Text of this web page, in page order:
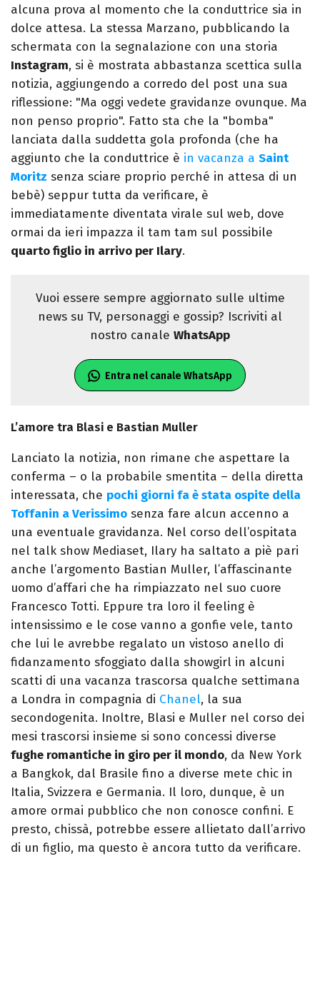
alcuna prova al momento che la conduttrice sia in
dolce attesa. La stessa Marzano, pubblicando la
schermata con la segnalazione con una storia
Instagram, si è mostrata abbastanza scettica sulla
notizia, aggiungendo a corredo del post una sua
riflessione: "Ma oggi vedete gravidanze ovunque. Ma
non penso proprio". Fatto sta che la "bomba"
lanciata dalla suddetta gola profonda (che ha
aggiunto che la conduttrice è in vacanza a Saint
Moritz senza sciare proprio perché in attesa di un
bebè) seppur tutta da verificare, è
immediatamente diventata virale sul web, dove
ormai da ieri impazza il tam tam sul possibile
quarto figlio in arrivo per Ilary.
Vuoi essere sempre aggiornato sulle ultime
news su TV, personaggi e gossip? Iscriviti al
nostro canale WhatsApp
Entra nel canale WhatsApp
L’amore tra Blasi e Bastian Muller
Lanciato la notizia, non rimane che aspettare la
conferma – o la probabile smentita – della diretta
interessata, che pochi giorni fa è stata ospite della
Toffanin a Verissimo senza fare alcun accenno a
una eventuale gravidanza. Nel corso dell’ospitata
nel talk show Mediaset, Ilary ha saltato a piè pari
anche l’argomento Bastian Muller, l’affascinante
uomo d’affari che ha rimpiazzato nel suo cuore
Francesco Totti. Eppure tra loro il feeling è
intensissimo e le cose vanno a gonfie vele, tanto
che lui le avrebbe regalato un vistoso anello di
fidanzamento sfoggiato dalla showgirl in alcuni
scatti di una vacanza trascorsa qualche settimana
a Londra in compagnia di Chanel, la sua
secondogenita. Inoltre, Blasi e Muller nel corso dei
mesi trascorsi insieme si sono concessi diverse
fughe romantiche in giro per il mondo, da New York
a Bangkok, dal Brasile fino a diverse mete chic in
Italia, Svizzera e Germania. Il loro, dunque, è un
amore ormai pubblico che non conosce confini. E
presto, chissà, potrebbe essere allietato dall’arrivo
di un figlio, ma questo è ancora tutto da verificare.